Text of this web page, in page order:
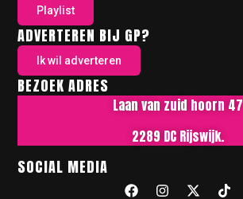
Playlist
ADVERTEREN BIJ GP?
Ik wil adverteren
BEZOEK ADRES
Laan van zuid hoorn 47
2289 DC Rijswijk.
SOCIAL MEDIA